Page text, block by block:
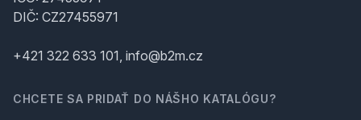
DIČ: CZ27455971
+421 322 633 101, info@b2m.cz
CHCETE SA PRIDAŤ DO NÁŠHO KATALÓGU?